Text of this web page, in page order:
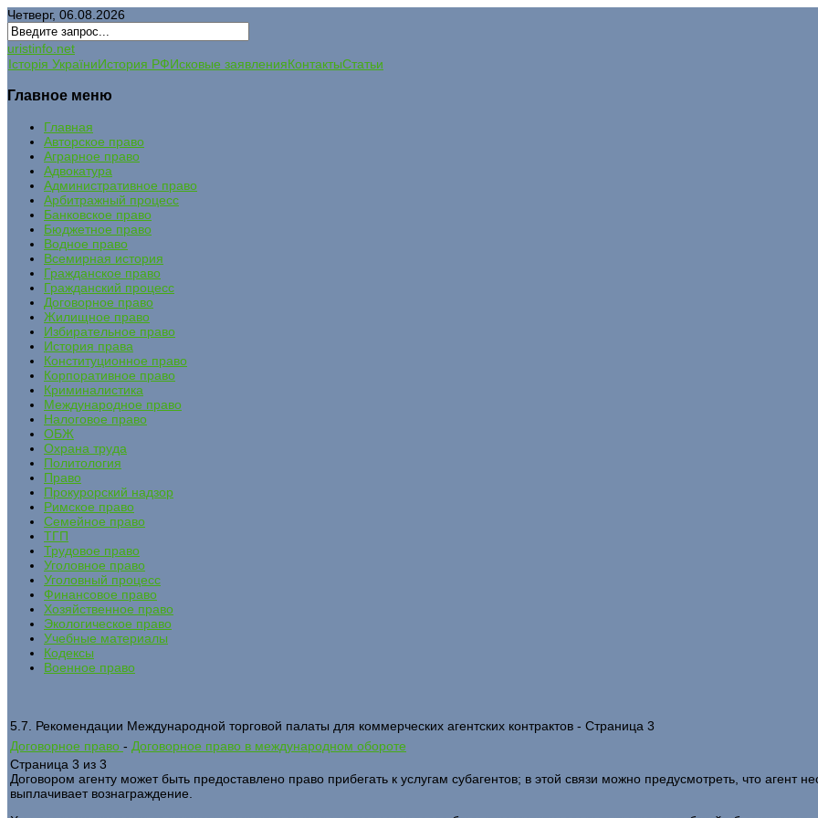
Четверг, 06.08.2026
uristinfo.net
Історія УкраїниИстория РФИсковые заявленияКонтактыСтатьи
Главное меню
Главная
Авторское право
Аграрное право
Адвокатура
Административное право
Арбитражный процесс
Банковское право
Бюджетное право
Водное право
Всемирная история
Гражданское право
Гражданский процесс
Договорное право
Жилищное право
Избирательное право
История права
Конституционное право
Корпоративное право
Криминалистика
Международное право
Налоговое право
ОБЖ
Охрана труда
Политология
Право
Прокурорский надзор
Римское право
Семейное право
ТГП
Трудовое право
Уголовное право
Уголовный процесс
Финансовое право
Хозяйственное право
Экологическое право
Учебные материалы
Кодексы
Военное право
5.7. Рекомендации Международной торговой палаты для коммерческих агентских контрактов - Страница 3
Договорное право - Договорное право в международном обороте
Страница 3 из 3
Договором агенту может быть предоставлено право прибегать к услугам субагентов; в этой связи можно предусмотреть, что агент
выплачивает вознаграждение.